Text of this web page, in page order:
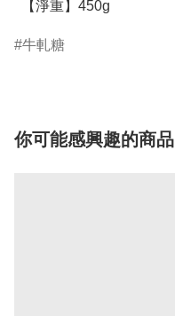
  【淨重】450g
牛軋糖
你可能感興趣的商品